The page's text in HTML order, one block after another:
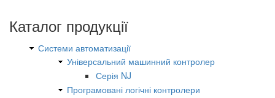
Каталог продукції
Системи автоматизації
Універсальний машинний контролер
Серія NJ
Програмовані логічні контролери